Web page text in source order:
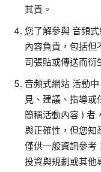
其責。
您了解參與 音頻
內容負責，包括但
司張貼或傳送而衍
音頻式網站 活動
見、建議、指導
簡稱活動內容 ) 者
與正確性，但您知
僅供一般資訊參考
投資與規劃或其他